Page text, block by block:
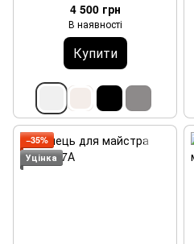
4 500 грн
В наявності
Купити
−35%
Уцінка